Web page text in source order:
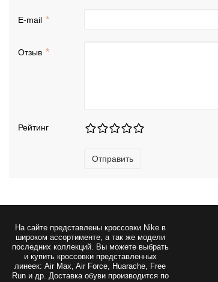
E-mail
Отзыв
Рейтинг
Отправить
На сайте представлены кроссовки Nikeв
широком ассортименте, а так же модели
последних коллекций. Вы можете выбрать
и купить кроссовки представленных
линеек: Air Max, Air Force, Huarache, Free
Run и др. Доставка обуви производится по